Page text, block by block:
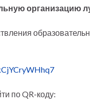
организацию
по QR-коду: